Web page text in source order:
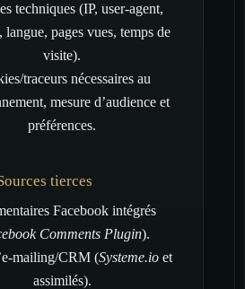
techniques (IP, user-agent,
langue, pages vues, temps de
visite).
traceurs nécessaires au
mesure d’audience et
préférences.
tierces
Facebook intégrés
Comments Plugin).
mailing/CRM (Systeme.ioet
assimilés).